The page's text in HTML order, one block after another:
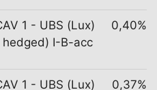
1 - UBS (Lux)
hedged) I-B-acc
0,40%
1 - UBS (Lux)
0,37%